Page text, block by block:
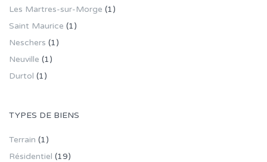
Les Martres-sur-Morge (1)
Saint Maurice (1)
Neschers (1)
Neuville (1)
Durtol (1)
TYPES DE BIENS
Terrain (1)
Résidentiel (19)